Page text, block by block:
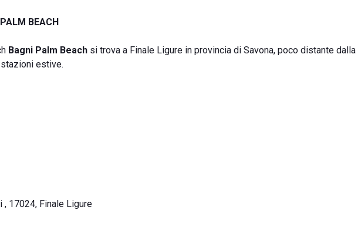
BEACH
Bagni Palm Beach si trova a Finale Ligure in provincia di Savona, poco distante dalla
estive.
17024, Finale Ligure